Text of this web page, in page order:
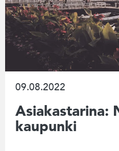
09.08.2022
Asiakastarina:
kaupunki